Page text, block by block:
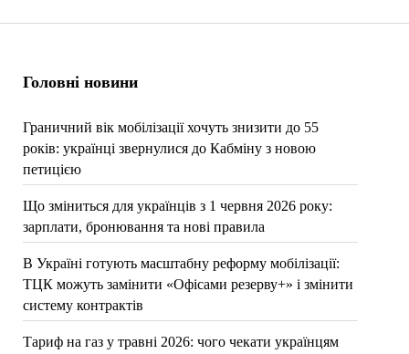
Головні новини
Граничний вік мобілізації хочуть знизити до 55
років: українці звернулися до Кабміну з новою
петицією
Що зміниться для українців з 1 червня 2026 року:
зарплати, бронювання та нові правила
В Україні готують масштабну реформу мобілізації:
ТЦК можуть замінити «Офісами резерву+» і змінити
систему контрактів
Тариф на газ у травні 2026: чого чекати українцям